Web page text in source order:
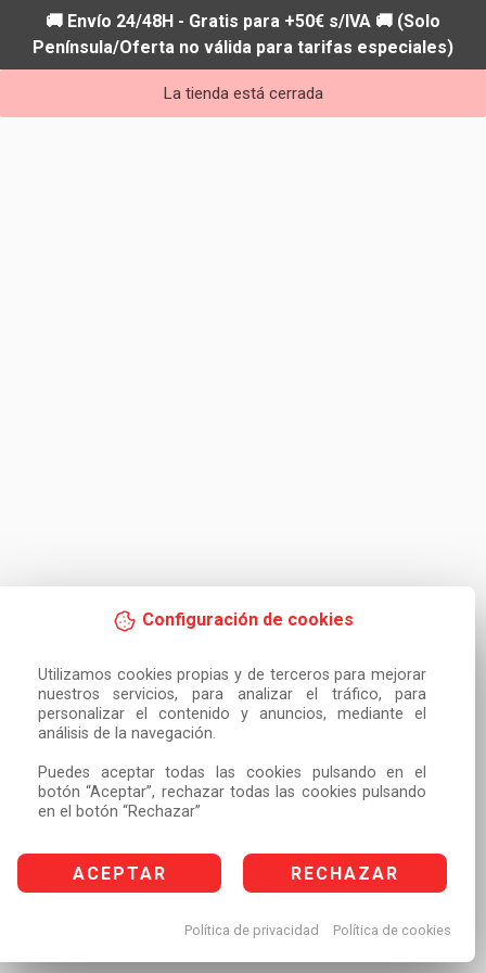
Configuración de cookies
Utilizamos cookies propias y de terceros para mejorar
nuestros servicios, para analizar el tráfico, para
personalizar el contenido y anuncios, mediante el
análisis de la navegación.
Puedes aceptar todas las cookies pulsando en el
botón “Aceptar”, rechazar todas las cookies pulsando
en el botón “Rechazar”
ACEPTAR RECHAZAR
Política de privacidad Política de cookies
🚚 Envío 24/48H - Gratis para +50€ s/IVA 🚚 (Solo
Península/Oferta no válida para tarifas especiales)
La tienda está cerrada